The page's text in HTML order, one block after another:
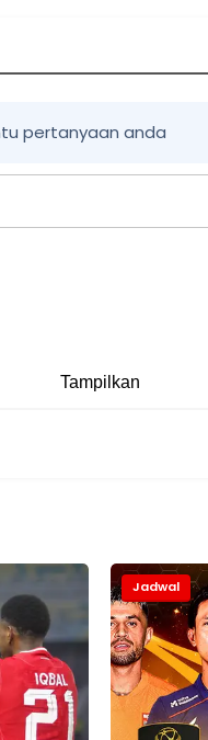
pertanyaan anda
Tampilkan
Jadwal